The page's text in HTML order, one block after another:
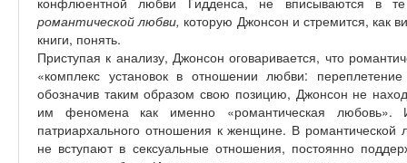
романтической любви, которую Джонсон и стремится, как
книги, понять.
Приступая к анализу, Джонсон оговаривается, что
«комплекс установок в отношении любви:
обозначив таким образом свою позицию, Джонсон не
им феномена как именно «романтическая любовь».
патриархального отношения к женщине. В
не вступают в сексуальные отношения, постоянно